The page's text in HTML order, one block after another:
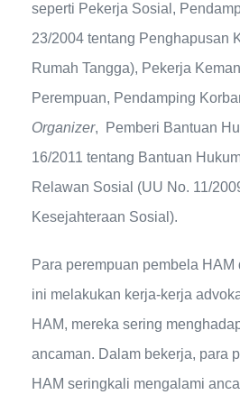
seperti Pekerja Sosial,
23/2004 tentang Penghapusan
Rumah Tangga), Pekerja
Perempuan, Pendamping
Organizer, Pemberi Bantuan
16/2011 tentang Bantuan
Relawan Sosial (UU No. 11/
Kesejahteraan Sosial).
Para perempuan pembela
ini melakukan kerja-kerja
HAM, mereka sering
ancaman. Dalam bekerja, para
HAM seringkali mengalami